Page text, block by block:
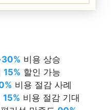
비용 상승
15% 할인 가능
비용 절감 사례
15% 비용 절감 기대